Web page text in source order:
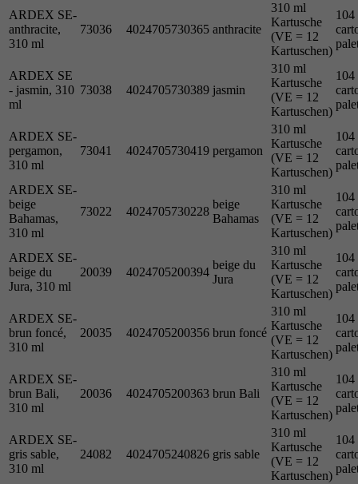
ARDEX SE-
anthracite,
310 ml
73036 4024705730365 anthracite
310 ml
Kartusche
(VE = 12
Kartuschen)
104
ARDEX SE
- jasmin, 310
ml
73038 4024705730389 jasmin
310 ml
Kartusche
(VE = 12
Kartuschen)
104
ARDEX SE-
pergamon,
310 ml
73041 4024705730419 pergamon
310 ml
Kartusche
(VE = 12
Kartuschen)
104
ARDEX SE-
beige
Bahamas,
310 ml
73022 4024705730228
beige
Bahamas
310 ml
Kartusche
(VE = 12
Kartuschen)
104
ARDEX SE-
beige du
Jura, 310 ml
20039 4024705200394
beige du
Jura
310 ml
Kartusche
(VE = 12
Kartuschen)
104
ARDEX SE-
brun foncé,
310 ml
20035 4024705200356 brun foncé
310 ml
Kartusche
(VE = 12
Kartuschen)
104
ARDEX SE-
brun Bali,
310 ml
20036 4024705200363 brun Bali
310 ml
Kartusche
(VE = 12
Kartuschen)
104
ARDEX SE-
gris sable,
310 ml
24082 4024705240826 gris sable
310 ml
Kartusche
(VE = 12
Kartuschen)
104